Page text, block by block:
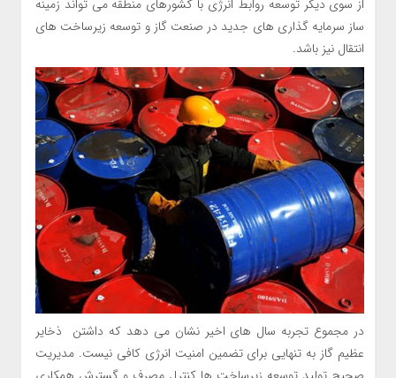
از سوی دیگر توسعه روابط انرژی با کشورهای منطقه می تواند زمینه
ساز سرمایه گذاری های جدید در صنعت گاز و توسعه زیرساخت های
انتقال نیز باشد.
در مجموع تجربه سال های اخیر نشان می دهد که داشتن ذخایر
عظیم گاز به تنهایی برای تضمین امنیت انرژی کافی نیست. مدیریت